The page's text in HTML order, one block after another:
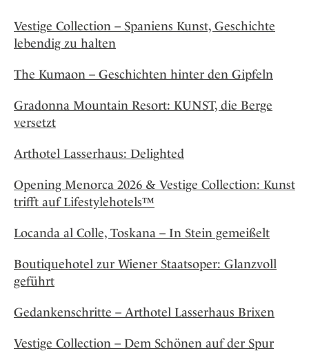
Vestige Collection – Spaniens Kunst, Geschichte
lebendig zu halten
The Kumaon – Geschichten hinter den Gipfeln
Gradonna Mountain Resort: KUNST, die Berge
versetzt
Arthotel Lasserhaus: Delighted
Opening Menorca 2026 & Vestige Collection: Kunst
trifft auf Lifestylehotels™
Locanda al Colle, Toskana – In Stein gemeißelt
Boutiquehotel zur Wiener Staatsoper: Glanzvoll
geführt
Gedankenschritte – Arthotel Lasserhaus Brixen
Vestige Collection – Dem Schönen auf der Spur